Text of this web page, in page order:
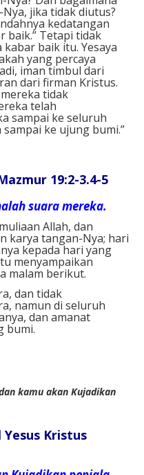
jika tidak diutus?
kedatangan
baik.” Tetapi tidak
baik itu. Yesaya
yang percaya
iman timbul dari
dari firman Kristus.
tidak
telah
sampai ke seluruh
ke ujung bumi.”
19:2-3.4-5
suara mereka.
Allah, dan
karya tangan-Nya; hari
kepada hari yang
menyampaikan
malam berikut.
dan tidak
namun di seluruh
dan amanat
bumi.
kamu akan Kujadikan
Yesus Kristus